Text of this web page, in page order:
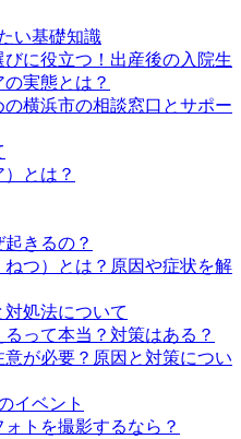
い基礎知識
に役立つ！出産後の入院生
実態とは？
横浜市の相談窓口とサポー
とは？
きるの？
つ）とは？原因や症状を解
処法について
って本当？対策はある？
が必要？原因と対策につい
イベント
トを撮影するなら？